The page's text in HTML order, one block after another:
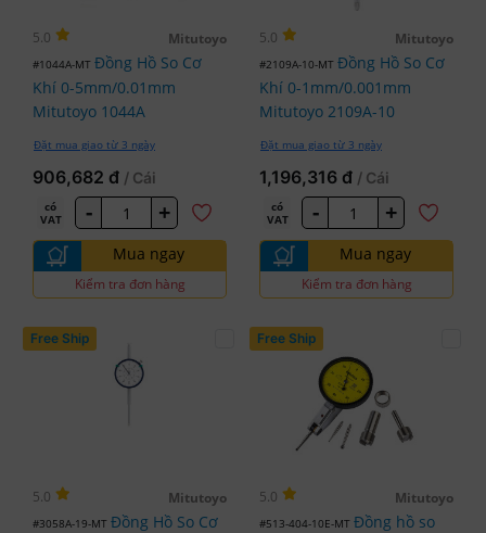
5.0 Mitutoyo
#1044A-MT Đồng Hồ So Cơ
Khí 0-5mm/0.01mm
Mitutoyo 1044A
Đặt mua giao từ 3 ngày
906,682 đ / Cái
có
VAT
- +
Mua ngay
Kiểm tra đơn hàng
5.0 Mitutoyo
#2109A-10-MT Đồng Hồ So Cơ
Khí 0-1mm/0.001mm
Mitutoyo 2109A-10
Đặt mua giao từ 3 ngày
1,196,316 đ / Cái
có
VAT
- +
Mua ngay
Kiểm tra đơn hàng
Free Ship
5.0 Mitutoyo
#3058A-19-MT Đồng Hồ So Cơ
Free Ship
5.0 Mitutoyo
#513-404-10E-MT Đồng hồ so